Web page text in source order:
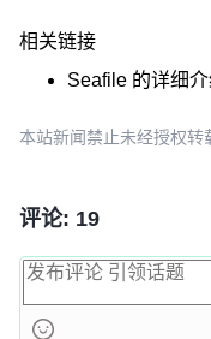
相关链接
Seafile 的详细介
本站新闻禁止未经授权
评论: 19